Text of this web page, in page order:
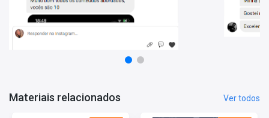
Mais informações sobre o concurso SESPA 2023:
Vagas:41 vagas + cadastro reserva
Inscrições:De 17/07/2023 a 17/08/2023
Materiais relacionados Ver todos